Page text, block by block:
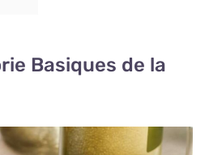
Basiques de la